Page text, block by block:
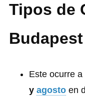
Tipos de
Budapest
Este ocurre
y agosto en